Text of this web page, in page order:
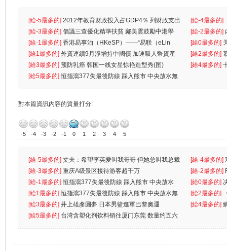
[給-5最多的] 2012年教育财政投入占GDP4％ 列财政支出
首位
[給-4最多的]
一
[給-3最多的] 倡議三查優化精準扶貧 鄺美雲鼓勵中港學
生
[給-2最多的]
人
[給-1最多的] 香港易事泊（HKeSP）——“易联（eLin
k）”项目
[給0最多的]
[給1最多的] 外資連續9月淨增持中國債 加速吸人幣資產 [給2最多的]
[給3最多的] 预防乳癌 韩国一线女星惊艳造型秀(图) [給4最多的]
[給5最多的]恒指瀉377失最後防線 踩入熊市 中央放水無
對本篇資訊內容的質量打分:
-5 -4 -3 -2 -1 0 1 2 3 4 5
[給-5最多的] 丈夫：希望李英爱叫我哥哥 但她总叫我总裁
先
[給-4最多的]
离
[給-3最多的] 重庆A级景区接待游客超千万 [給-2最多的]
[給-1最多的]恒指瀉377失最後防線 踩入熊市 中央放水
無
[給0最多的]
[給1最多的]恒指瀉377失最後防線 踩入熊市 中央放水無 [給2最多的]
[給3最多的] 井上雄彥圓夢 日本男籃進軍巴黎奧運 [給4最多的]
[給5最多的] 台湾含塑化剂饮料销往厦门东莞 数量约五六